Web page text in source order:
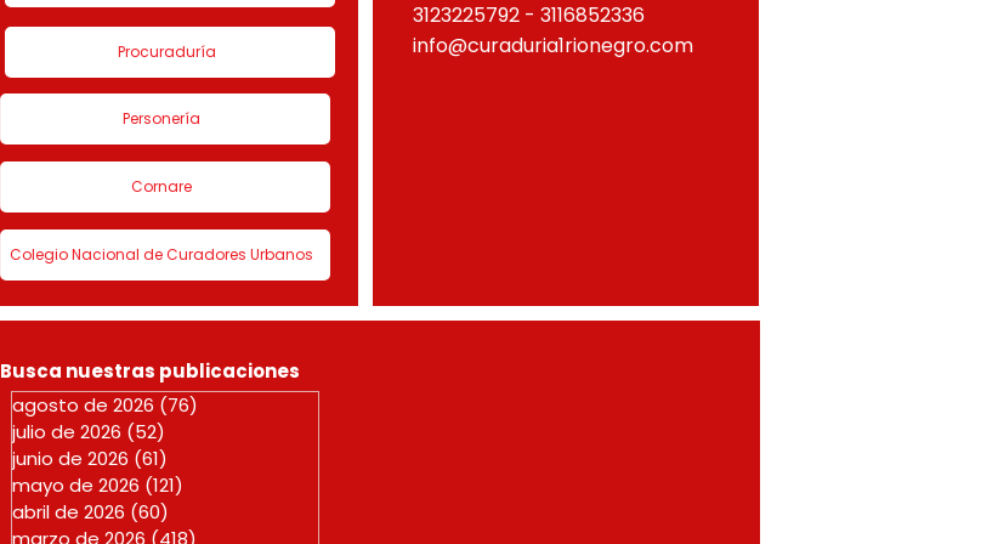
Procuraduría
Personería
Cornare
Colegio Nacional de Curadores Urbanos
3123225792 - 3116852336
info@curaduria1rionegro.com
Busca nuestras publicaciones
agosto de 2026 (76)
julio de 2026 (52)
junio de 2026 (61)
mayo de 2026 (121)
abril de 2026 (60)